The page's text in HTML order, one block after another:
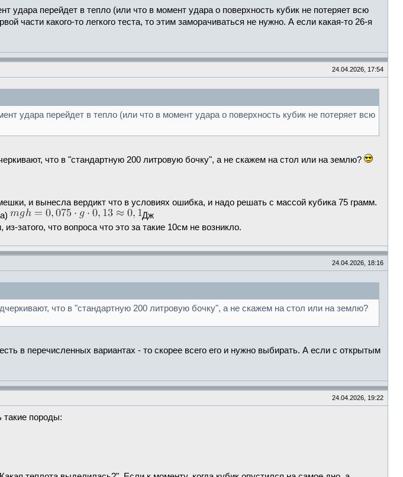
удара перейдет в тепло (или что в момент удара о поверхность кубик не потеряет всю
части какого-то легкого теста, то этим заморачиваться не нужно. А если какая-то 26-я
24.04.2026, 17:54
удара перейдет в тепло (или что в момент удара о поверхность кубик не потеряет всю
что в "стандартную 200 литровую бочку", а не скажем на стол или на землю?
и вынесла вердикт что в условиях ошибка, и надо решать с массой кубика 75 грамм.
Дж
затого, что вопроса что это за такие 10см не возникло.
24.04.2026, 18:16
что в "стандартную 200 литровую бочку", а не скажем на стол или на землю?
в перечисленных вариантах - то скорее всего его и нужно выбирать. А если с открытым
24.04.2026, 19:22
такие породы: